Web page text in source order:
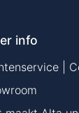
info
|